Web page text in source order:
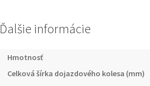
Ďalšie informácie
Hmotnosť
Celková šírka dojazdového kolesa (mm)